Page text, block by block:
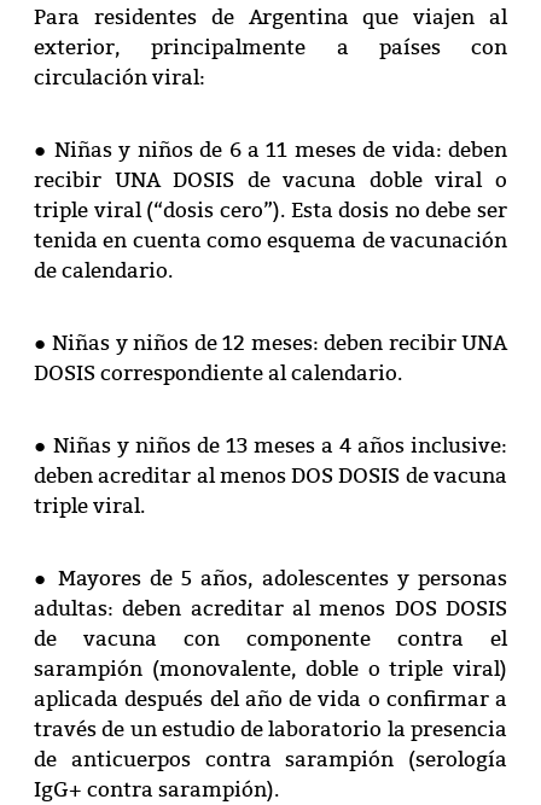
Para residentes de Argentina que viajen al
exterior, principalmente a países con
circulación viral:
● Niñas y niños de 6 a 11 meses de vida: deben
recibir UNA DOSIS de vacuna doble viral o
triple viral (“dosis cero”). Esta dosis no debe ser
tenida en cuenta como esquema de vacunación
de calendario.
● Niñas y niños de 12 meses: deben recibir UNA
DOSIS correspondiente al calendario.
● Niñas y niños de 13 meses a 4 años inclusive:
deben acreditar al menos DOS DOSIS de vacuna
triple viral.
● Mayores de 5 años, adolescentes y personas
adultas: deben acreditar al menos DOS DOSIS
de vacuna con componente contra el
sarampión (monovalente, doble o triple viral)
aplicada después del año de vida o confirmar a
través de un estudio de laboratorio la presencia
de anticuerpos contra sarampión (serología
IgG+ contra sarampión).